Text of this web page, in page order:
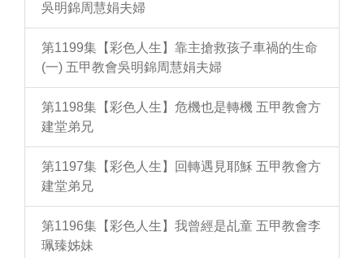
吳明錦周慧娟夫婦
第1199集【彩色人生】靠主搶救孩子車禍的生命
(一) 五甲教會吳明錦周慧娟夫婦
第1198集【彩色人生】危機也是轉機 五甲教會方
建堂弟兄
第1197集【彩色人生】回轉遇見耶穌 五甲教會方
建堂弟兄
第1196集【彩色人生】我曾經是乩童 五甲教會李
珮臻姊妹